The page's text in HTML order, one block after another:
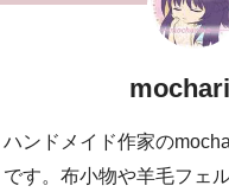
ハンドメイド作家の
です。布小物や羊毛フェ